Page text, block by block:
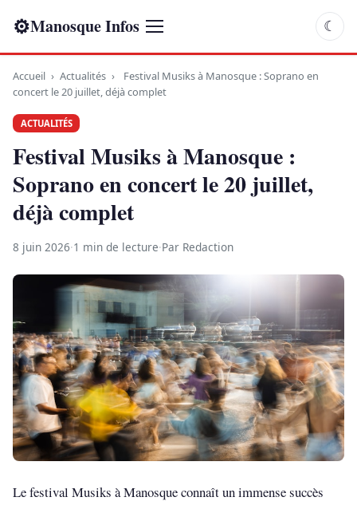
⚙Manosque Infos ☾
Accueil › Actualités ›
Festival Musiks à Manosque : Soprano en
concert le 20 juillet, déjà complet
ACTUALITÉS
Festival Musiks à Manosque :
Soprano en concert le 20 juillet,
déjà complet
8 juin 2026·1 min de lecture·Par Redaction
Le festival Musiks à Manosque connaît un immense succès